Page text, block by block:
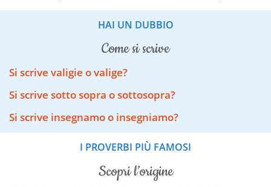
HAI UN DUBBIO
come si scrive
Si scrive valigie o valige?
Si scrive sotto sopra o sottosopra?
Si scrive insegnamo o insegniamo?
I PROVERBI PIÙ FAMOSI
scopri l’origine